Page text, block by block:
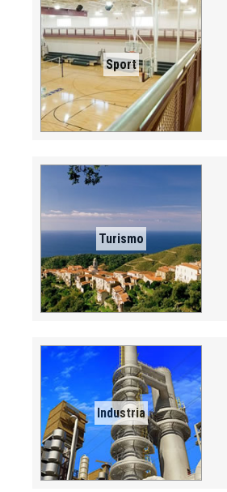
Sport
Turismo
Industria